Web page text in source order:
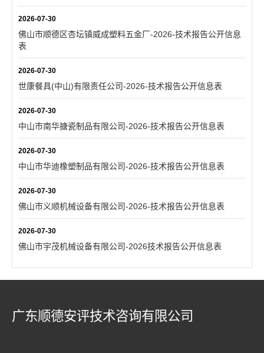
2026-07-30
佛山市顺德区杏坛镇威成塑料五金厂-2026-技术报告公开信息
表
2026-07-30
世康餐具(中山)有限责任公司-2026-技术报告公开信息表
2026-07-30
中山市南华搪瓷制品有限公司-2026-技术报告公开信息表
2026-07-30
中山市华迪橡塑制品有限公司-2026-技术报告公开信息表
2026-07-30
佛山市义顺机械设备有限公司-2026-技术报告公开信息表
2026-07-30
佛山市宇茂机械设备有限公司-2026技术报告公开信息表
广东顺德安评技术咨询有限公司